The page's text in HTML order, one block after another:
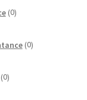
0izdelkov
0izdelkov
0izdelkov